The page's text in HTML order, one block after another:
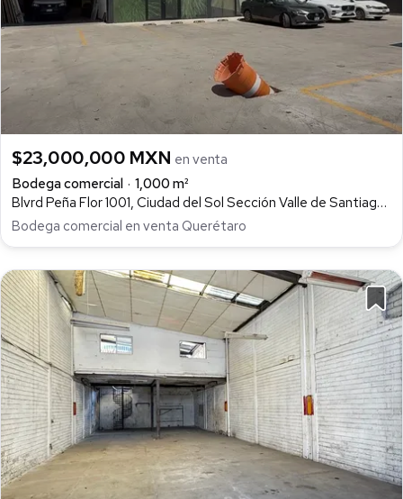
$23,000,000 MXN en venta
Bodega comercial
1,000 m²
Blvrd Peña Flor 1001, Ciudad del Sol Sección Valle de Santiago, Querétaro
Bodega comercial en venta Querétaro